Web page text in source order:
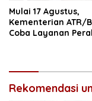
Mulai 17 Agustus,
Kementerian ATR/
Coba Layanan
Rekomendasi